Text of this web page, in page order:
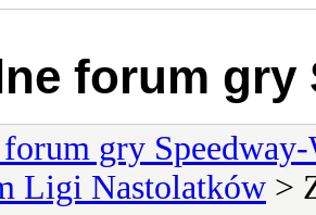
forum gry
gry
Ligi Nastolatków >